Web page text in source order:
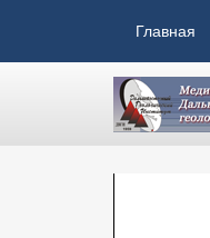
Главная